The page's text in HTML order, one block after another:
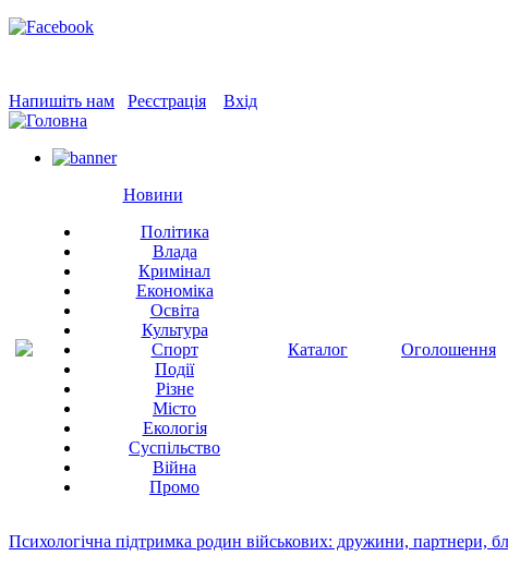
Напишіть нам Реєстрація Вхід
Новини
Політика
Влада
Кримінал
Економіка
Освіта
Культура
Спорт
Події
Різне
Місто
Екологія
Суспільство
Війна
Промо
Каталог Оголошення
Психологічна підтримка родин військових: дружини, партнери,